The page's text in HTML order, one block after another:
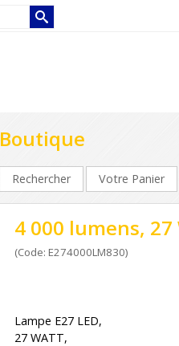
Boutique
Rechercher Votre Panier
4 000 lumens, 27
(Code: E274000LM830)
Lampe E27 LED,
27 WATT,